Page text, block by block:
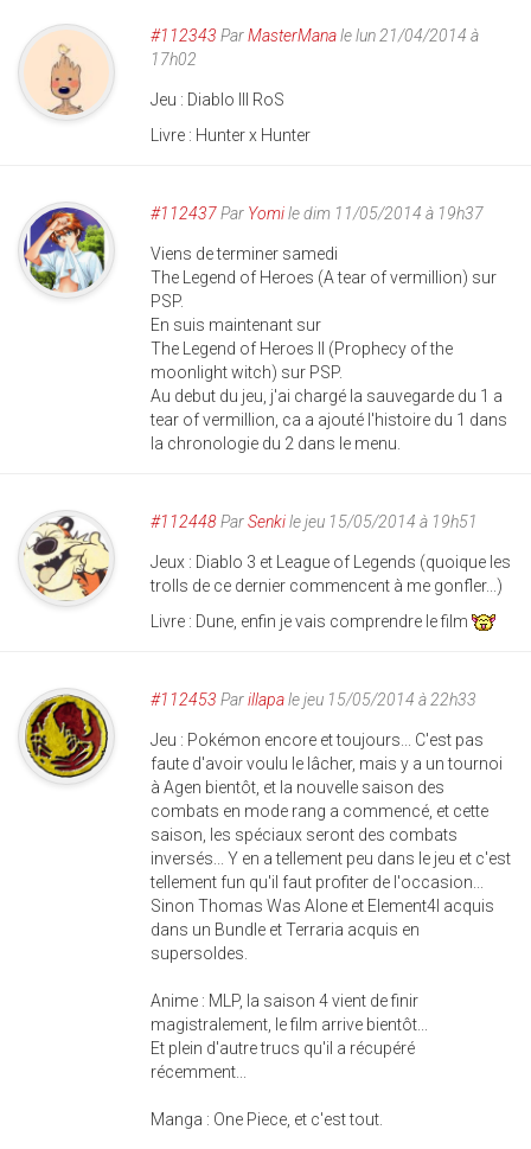
#112343 ParMasterManale lun 21/04/2014 à
17h02
Jeu : Diablo III RoS
Livre : Hunter x Hunter
#112437Par Yomile dim 11/05/2014 à 19h37
Viens de terminer samedi
The Legend of Heroes (A tear of vermillion) sur
PSP.
En suis maintenant sur
The Legend of Heroes II (Prophecy of the
moonlight witch) sur PSP.
Au debut du jeu, j'ai chargé la sauvegarde du 1 a
tear of vermillion, ca a ajouté l'histoire du 1 dans
la chronologie du 2 dans le menu.
#112448ParSenkile jeu 15/05/2014 à 19h51
Jeux : Diablo 3 et League of Legends (quoique les
trolls de ce dernier commencent à me gonfler...)
Livre : Dune, enfin je vais comprendre le film
#112453 Parillapale jeu 15/05/2014 à 22h33
Jeu : Pokémon encore et toujours... C'est pas
faute d'avoir voulu le lâcher, mais y a un tournoi
à Agen bientôt, et la nouvelle saison des
combats en mode rang a commencé, et cette
saison, les spéciaux seront des combats
inversés... Y en a tellement peu dans le jeu et c'est
tellement fun qu'il faut profiter de l'occasion...
Sinon Thomas Was Alone et Element4l acquis
dans un Bundle et Terraria acquis en
supersoldes.
Anime : MLP, la saison 4 vient de finir
magistralement, le film arrive bientôt...
Et plein d'autre trucs qu'il a récupéré
récemment...
Manga : One Piece, et c'est tout.